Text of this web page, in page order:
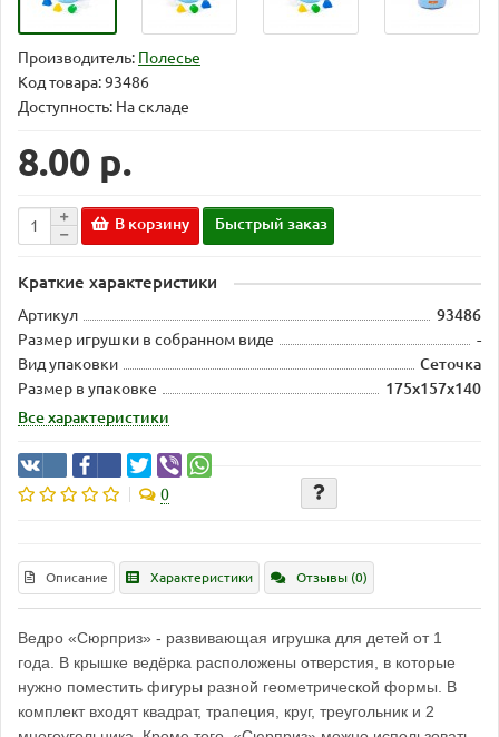
Производитель: Полесье
Код товара:93486
Доступность: На складе
8.00 р.
В корзину Быстрый заказ
Краткие характеристики
Артикул
93486
Размер игрушки в собранном виде
-
Вид упаковки
Сеточка
Размер в упаковке
175х157х140
Все характеристики
0
Описание Характеристики Отзывы (0)
Ведро «Сюрприз» - развивающая игрушка для детей от 1
года. В крышке ведёрка расположены отверстия, в которые
нужно поместить фигуры разной геометрической формы. В
комплект входят квадрат, трапеция, круг, треугольник и 2